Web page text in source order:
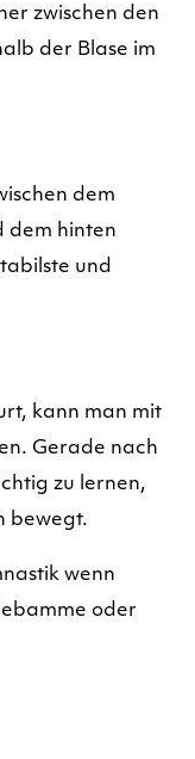
zwischen den
der Blase im
dem
dem hinten
und
kann man mit
Gerade nach
zu lernen,
bewegt.
wenn
oder